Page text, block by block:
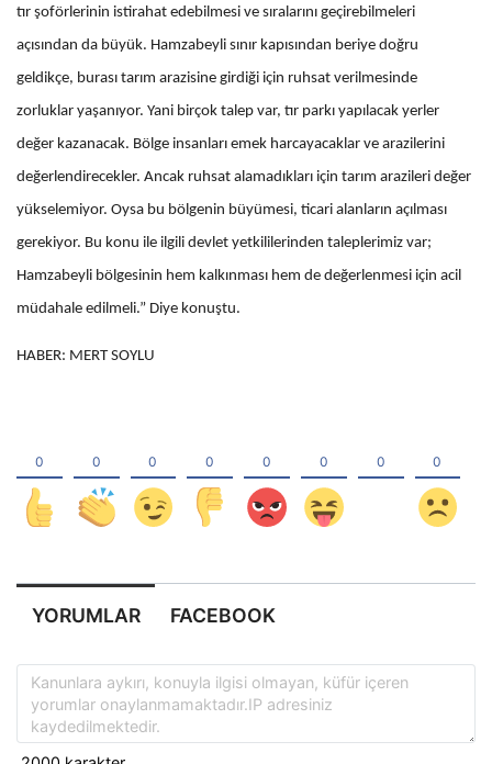
tır şoförlerinin istirahat edebilmesi ve sıralarını geçirebilmeleri
açısından da büyük. Hamzabeyli sınır kapısından beriye doğru
geldikçe, burası tarım arazisine girdiği için ruhsat verilmesinde
zorluklar yaşanıyor. Yani birçok talep var, tır parkı yapılacak yerler
değer kazanacak. Bölge insanları emek harcayacaklar ve arazilerini
değerlendirecekler. Ancak ruhsat alamadıkları için tarım arazileri değer
yükselemiyor. Oysa bu bölgenin büyümesi, ticari alanların açılması
gerekiyor. Bu konu ile ilgili devlet yetkililerinden taleplerimiz var;
Hamzabeyli bölgesinin hem kalkınması hem de değerlenmesi için acil
müdahale edilmeli.” Diye konuştu.
HABER: MERT SOYLU
YORUMLAR FACEBOOK